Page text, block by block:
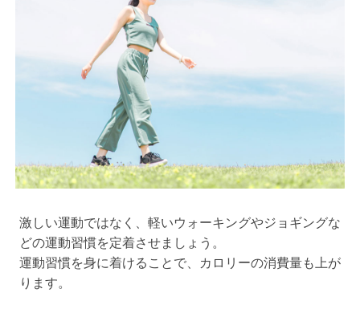
激しい運動ではなく、軽いウォーキングやジョギングな
どの運動習慣を定着させましょう。
運動習慣を身に着けることで、カロリーの消費量も上が
ります。